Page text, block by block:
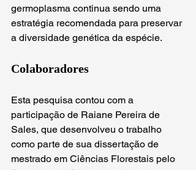
germoplasma continua sendo uma
estratégia recomendada para preservar
a diversidade genética da espécie.
Colaboradores
Esta pesquisa contou com a
participação de Raiane Pereira de
Sales, que desenvolveu o trabalho
como parte de sua dissertação de
mestrado em Ciências Florestais pelo